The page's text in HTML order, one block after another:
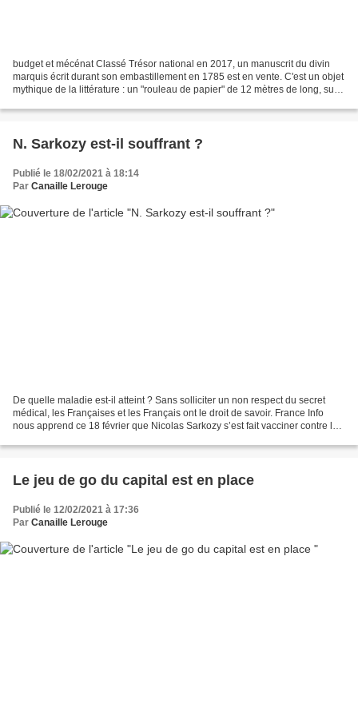
budget et mécénat Classé Trésor national en 2017, un manuscrit du divin
marquis écrit durant son embastillement en 1785 est en vente. C'est un objet
mythique de la littérature : un "rouleau de papier" de 12 mètres de long, sur
N. Sarkozy est-il souffrant ?
Publié le 18/02/2021 à 18:14
Par Canaille Lerouge
De quelle maladie est-il atteint ? Sans solliciter un non respect du secret
médical, les Françaises et les Français ont le droit de savoir. France Info
nous apprend ce 18 février que Nicolas Sarkozy s’est fait vacciner contre le
Le jeu de go du capital est en place
Publié le 12/02/2021 à 17:36
Par Canaille Lerouge